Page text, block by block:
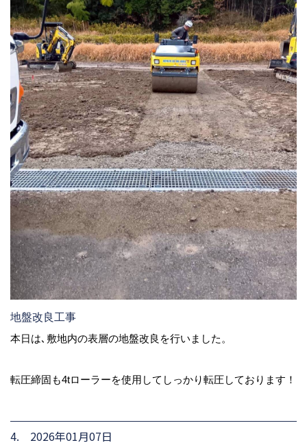
地盤改良工事
本日は､敷地内の表層の地盤改良を行いました。
転圧締固も4tローラーを使用してしっかり転圧しております！
4. 2026年01月07日